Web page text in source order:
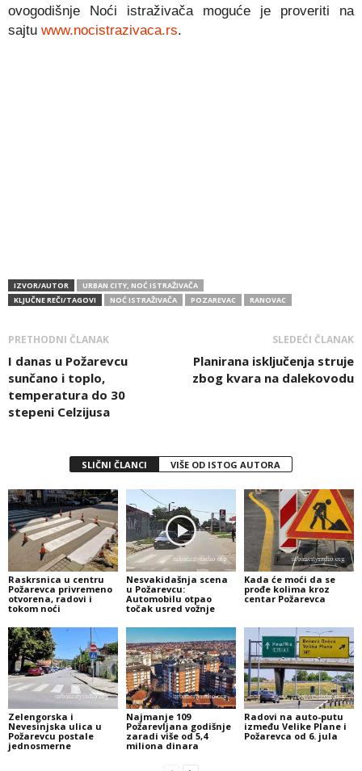
ovogodišnje Noći istraživača moguće je proveriti na
sajtu www.nocistrazivaca.rs.
IZVOR/AUTOR
URBAN CITY, NOĆ ISTRAŽIVAČA
KLJUČNE REČI/TAGOVI
NOĆ ISTRAŽIVAČA POZAREVAC RANOVAC
PRETHODNI ČLANAK
I danas u Požarevcu
sunčano i toplo,
temperatura do 30
stepeni Celzijusa
SLEDEĆI ČLANAK
Planirana isključenja struje
zbog kvara na dalekovodu
SLIČNI ČLANCI VIŠE OD ISTOG AUTORA
Raskrsnica u centru
Požarevca privremeno
otvorena, radovi i
tokom noći
Nesvakidašnja scena
u Požarevcu:
Automobilu otpao
točak usred vožnje
Kada će moći da se
prođe kolima kroz
centar Požarevca
Zelengorska i
Nevesinjska ulica u
Požarevcu postale
jednosmerne
Najmanje 109
Požarevljana godišnje
zaradi više od 5,4
miliona dinara
Radovi na auto-putu
između Velike Plane i
Požarevca od 6. jula